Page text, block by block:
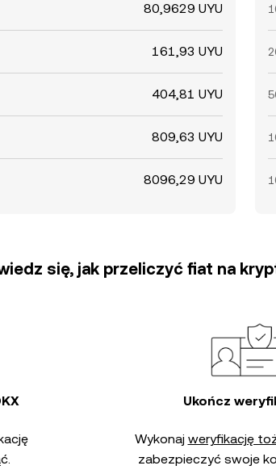
80,9629 UYU
161,93 UYU
404,81 UYU
809,63 UYU
8096,29 UYU
się, jak przeliczyć fiat na
Ukończ
Wykonaj weryfikację
zabezpieczyć swoje